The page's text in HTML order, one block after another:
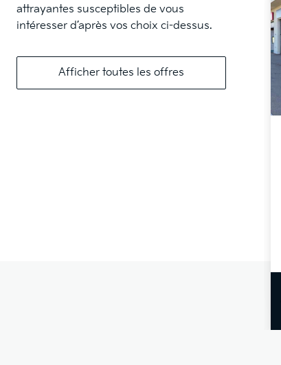
attrayantes susceptibles de vous
intéresser d’après vos choix ci-dessus.
Afficher toutes les offres